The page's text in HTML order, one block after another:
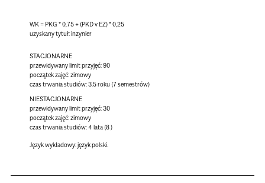
WK = PKG * 0,75 + (PKD v EZ) * 0,25
uzyskany tytuł: inzynier
STACJONARNE
przewidywany limit przyjęć: 90
początek zajęć: zimowy
czas trwania studiów: 3.5 roku (7 semestrów)
NIESTACJONARNE
przewidywany limit przyjęć: 30
początek zajęć: zimowy
czas trwania studiów: 4 lata (8 )
Język wykładowy:język polski.